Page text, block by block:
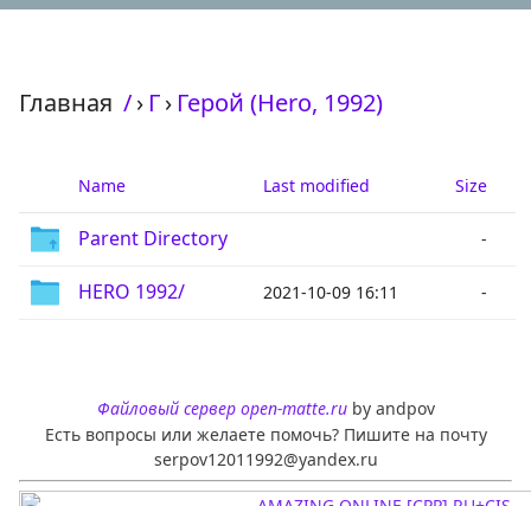
Главная /› Г› Герой (Hero, 1992)
Name Last modified Size
Parent Directory -
HERO 1992/ 2021-10-09 16:11 -
Файловый сервер open-matte.ruby andpov
Есть вопросы или желаете помочь? Пишите на почту
serpov12011992@yandex.ru